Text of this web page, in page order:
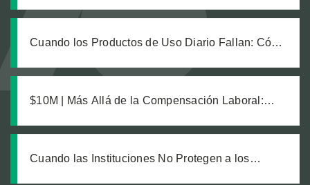
Cuando los Productos de Uso Diario Fallan: Cómo
$10M | Más Allá de la Compensación Laboral:
Cuando las Instituciones No Protegen a los